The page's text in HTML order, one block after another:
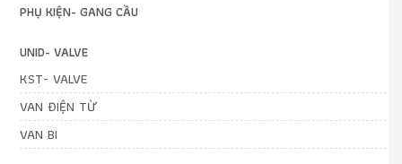
PHỤ KIỆN- GANG CẦU
UNID- VALVE
KST- VALVE
VAN ĐIỆN TỪ
VAN BI